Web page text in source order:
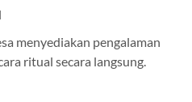
menyediakan pengalaman
ritual secara langsung.